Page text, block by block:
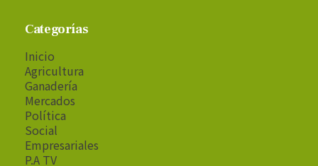
Categorías
Inicio
Agricultura
Ganadería
Mercados
Política
Social
Empresariales
P.A TV